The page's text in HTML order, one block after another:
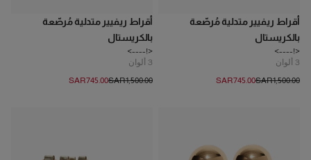
أقراط ريفيير متدلية مُرصّعة
بالكريستال
<!---->
3 ألوان
SAR‌1,500.00
SAR‌745.00
أقراط ريفيير متدلية مُرصّعة
بالكريستال
<!---->
3 ألوان
SAR‌1,500.00
SAR‌745.00